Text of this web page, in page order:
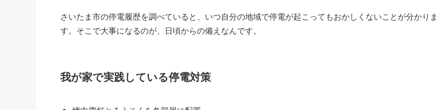
さいたま市の停電履歴を調べていると、いつ自分の地域で停電が起こってもおかしくないことが分かりま
す。そこで大事になるのが、日頃からの備えなんです。
我が家で実践している停電対策